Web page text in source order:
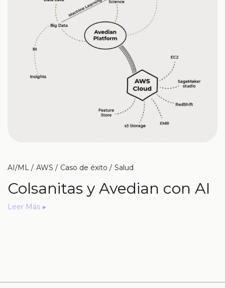
AI/ML AWS Caso de éxito Salud
Colsanitas y Avedian con AI
Leer Más